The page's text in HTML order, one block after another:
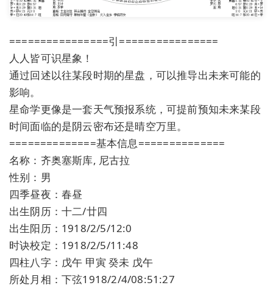
================引================
人人皆可识星象！
通过回述以往某段时期的星盘，可以推导出未来可能的
影响。
星命学更像是一套天气预报系统，可提前预知未来某段
时间面临的是阴云密布还是晴空万里。
==============基本信息==============
名称：齐奥塞斯库, 尼古拉
性别：男
四季昼夜：春昼
出生阴历：十二/廿四
出生阳历：1918/2/5/12:0
时诀校定：1918/2/5/11:48
四柱八字：戊午 甲寅 癸未 戊午
所处月相：下弦1918/2/4/08:51:27